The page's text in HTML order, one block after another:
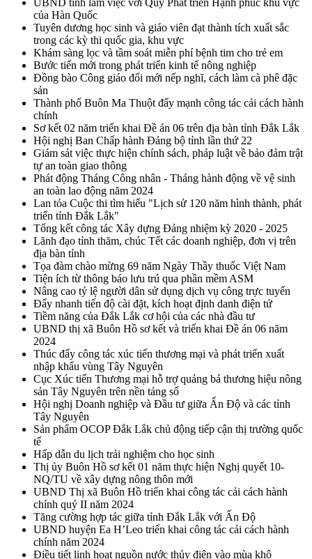
UBND tỉnh làm việc với Quỹ Phát triển Hạnh phúc khu vực
của Hàn Quốc
Tuyên dương học sinh và giáo viên đạt thành tích xuất sắc
trong các kỳ thi quốc gia, khu vực
Khám sàng lọc và tầm soát miễn phí bệnh tim cho trẻ em
Bước tiến mới trong phát triển kinh tế nông nghiệp
Đồng bào Công giáo đổi mới nếp nghĩ, cách làm cà phê đặc
sản
Thành phố Buôn Ma Thuột đẩy mạnh công tác cải cách hành
chính
Sơ kết 02 năm triển khai Đề án 06 trên địa bàn tỉnh Đắk Lắk
Hội nghị Ban Chấp hành Đảng bộ tỉnh lần thứ 22
Giám sát việc thực hiện chính sách, pháp luật về bảo đảm trật
tự an toàn giao thông
Phát động Tháng Công nhân - Tháng hành động về vệ sinh
an toàn lao động năm 2024
Lan tỏa Cuộc thi tìm hiểu "Lịch sử 120 năm hình thành, phát
triển tỉnh Đắk Lắk"
Tổng kết công tác Xây dựng Đảng nhiệm kỳ 2020 - 2025
Lãnh đạo tỉnh thăm, chúc Tết các doanh nghiệp, đơn vị trên
địa bàn tỉnh
Tọa đàm chào mừng 69 năm Ngày Thầy thuốc Việt Nam
Tiện ích từ thông báo lưu trú qua phần mềm ASM
Nâng cao tỷ lệ người dân sử dụng dịch vụ công trực tuyến
Đẩy nhanh tiến độ cài đặt, kích hoạt định danh điện tử
Tiềm năng của Đắk Lắk cơ hội của các nhà đầu tư
UBND thị xã Buôn Hồ sơ kết và triển khai Đề án 06 năm
2024
Thúc đẩy công tác xúc tiến thương mại và phát triển xuất
nhập khẩu vùng Tây Nguyên
Cục Xúc tiến Thương mại hỗ trợ quảng bá thương hiệu nông
sản Tây Nguyên trên nền tảng số
Hội nghị Doanh nghiệp và Đầu tư giữa Ấn Độ và các tỉnh
Tây Nguyên
Sản phẩm OCOP Đắk Lắk chủ động tiếp cận thị trường quốc
tế
Hấp dẫn du lịch trải nghiệm cho học sinh
Thị ủy Buôn Hồ sơ kết 01 năm thực hiện Nghị quyết 10-
NQ/TU về xây dựng nông thôn mới
UBND Thị xã Buôn Hồ triển khai công tác cải cách hành
chính quý II năm 2024
Tăng cường hợp tác giữa tỉnh Đắk Lắk với Ấn Độ
UBND huyện Ea H’Leo triển khai công tác cải cách hành
chính năm 2024
Điều tiết linh hoạt nguồn nước thủy điện vào mùa khô